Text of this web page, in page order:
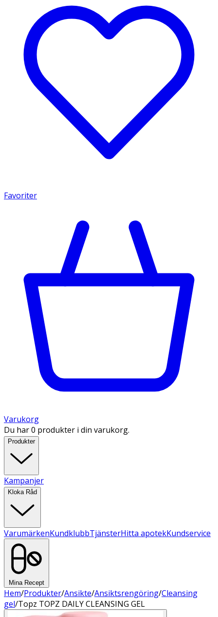
Favoriter
Varukorg
Du har 0 produkter i din varukorg.
Produkter
Kampanjer
Kloka Råd
VarumärkenKundklubbTjänsterHitta apotekKundservice
Mina Recept
Hem/Produkter/Ansikte/Ansiktsrengöring/Cleansing
gel/Topz TOPZ DAILY CLEANSING GEL